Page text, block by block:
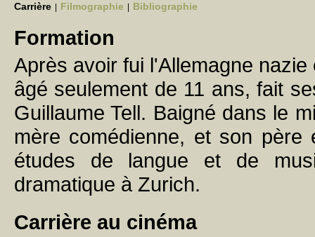
Carrière Filmographie Bibliographie
Formation
Après avoir fui l'Allemagne
âgé seulement de 11 ans, fait
Guillaume Tell. Baigné dans le
mère comédienne, et son
études de langue et de
dramatique à Zurich.
Carrière au cinéma